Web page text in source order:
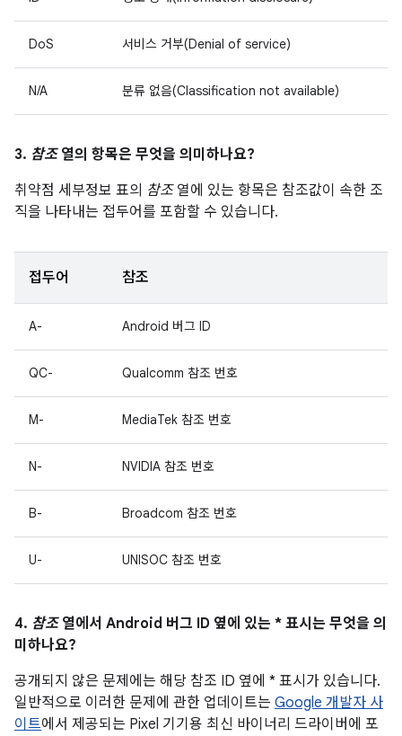
DoS 서비스 거부(Denial of service)
N/A 분류 없음(Classification not available)
3. 참조열의 항목은 무엇을 의미하나요?
취약점 세부정보 표의 참조열에 있는 항목은 참조값이 속한 조
직을 나타내는 접두어를 포함할 수 있습니다.
접두어 참조
A- Android 버그 ID
QC- Qualcomm 참조 번호
M- MediaTek 참조 번호
N- NVIDIA 참조 번호
B- Broadcom 참조 번호
U- UNISOC 참조 번호
4. 참조열에서 Android 버그 ID 옆에 있는 * 표시는 무엇을 의
미하나요?
공개되지 않은 문제에는 해당 참조 ID 옆에 * 표시가 있습니다.
일반적으로 이러한 문제에 관한 업데이트는 Google 개발자 사
이트에서 제공되는 Pixel 기기용 최신 바이너리 드라이버에 포